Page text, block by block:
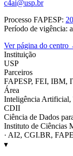
c4ai@usp.br
Processo FAPESP:
Período de vigência:
Ver página do centro
Instituição
USP
Parceiros
FAPESP, FEI, IBM,
Área
Inteligência Artificial,
CDII
Ciência de Dados
Instituto de Ciências
· AI2, CGI.BR,
▾